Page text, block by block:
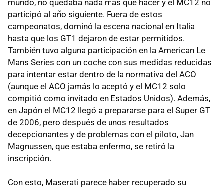
mundo, no quedaba nada más que hacer y el MC12 no
participó al año siguiente. Fuera de estos
campeonatos, dominó la escena nacional en Italia
hasta que los GT1 dejaron de estar permitidos.
También tuvo alguna participación en la American Le
Mans Series con un coche con sus medidas reducidas
para intentar estar dentro de la normativa del ACO
(aunque el ACO jamás lo aceptó y el MC12 solo
compitió como invitado en Estados Unidos). Además,
en Japón el MC12 llegó a prepararse para el Super GT
de 2006, pero después de unos resultados
decepcionantes y de problemas con el piloto, Jan
Magnussen, que estaba enfermo, se retiró la
inscripción.
Con esto, Maserati parece haber recuperado su